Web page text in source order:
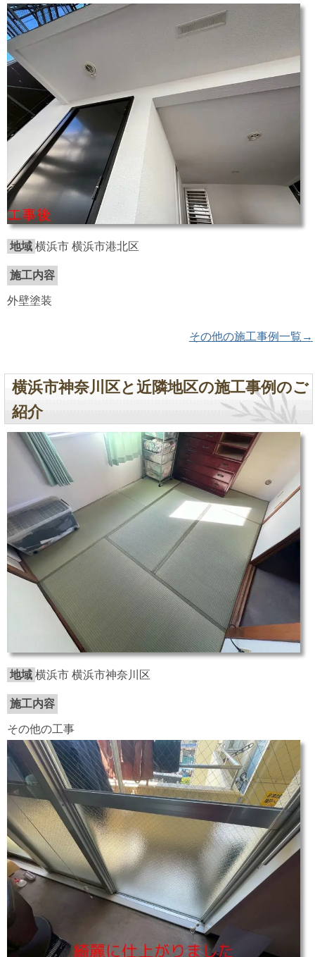
地域 横浜市 横浜市港北区
施工内容
外壁塗装
その他の施工事例一覧→
横浜市神奈川区と近隣地区の施工事例のご
紹介
地域 横浜市 横浜市神奈川区
施工内容
その他の工事